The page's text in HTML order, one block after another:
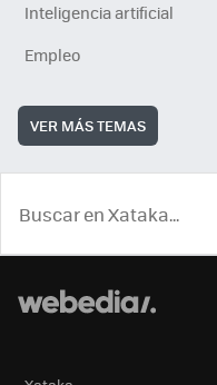
Inteligencia artificial
Empleo
VER MÁS TEMAS